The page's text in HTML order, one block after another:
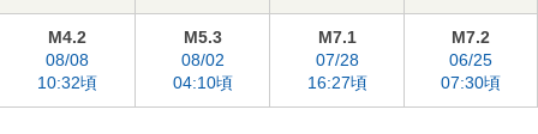
M4.2
08/08
10:32頃
M5.3
08/02
04:10頃
M7.1
07/28
16:27頃
M7.2
06/25
07:30頃